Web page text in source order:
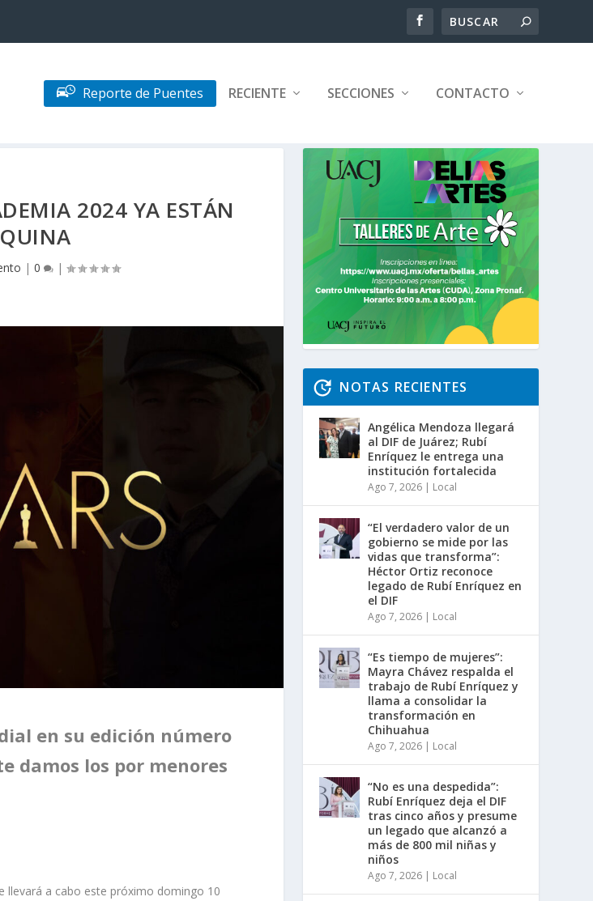
Reporte de Puentes RECIENTE SECCIONES CONTACTO
2024 YA ESTÁN
|0 |
en su edición número
damos los por menores
llevará a cabo este próximo domingo 10
NOTAS RECIENTES
Angélica Mendoza llegará
al DIF de Juárez; Rubí
Enríquez le entrega una
institución fortalecida
Ago 7, 2026 | Local
“El verdadero valor de un
gobierno se mide por las
vidas que transforma”:
Héctor Ortiz reconoce
legado de Rubí Enríquez en
el DIF
Ago 7, 2026 | Local
“Es tiempo de mujeres”:
Mayra Chávez respalda el
trabajo de Rubí Enríquez y
llama a consolidar la
transformación en
Chihuahua
Ago 7, 2026 | Local
“No es una despedida”:
Rubí Enríquez deja el DIF
tras cinco años y presume
un legado que alcanzó a
más de 800 mil niñas y
niños
Ago 7, 2026 | Local